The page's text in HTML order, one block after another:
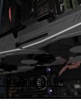
Radeon RX